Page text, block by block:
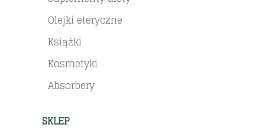
Olejki eteryczne
Książki
Kosmetyki
Absorbery
SKLEP